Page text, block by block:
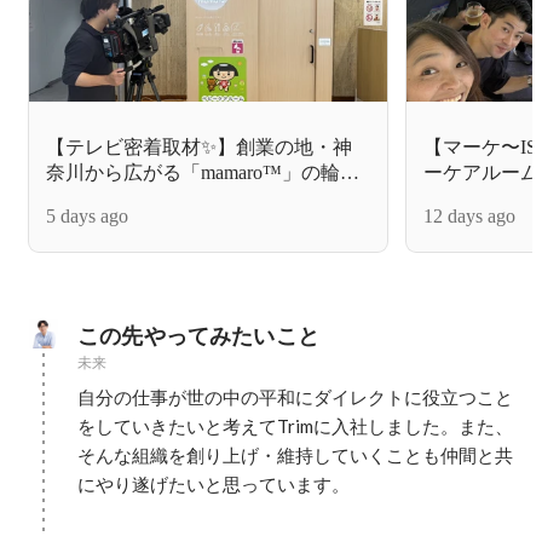
【テレビ密着取材✨】創業の地・神
奈川から広がる「mamaro™」の輪！
紹介されます📺
5 days ago
【マーケ〜
ーケアルー
インタビュ
12 days ago
この先やってみたいこと
未来
自分の仕事が世の中の平和にダイレクトに役立つこと
をしていきたいと考えてTrimに入社しました。また、
そんな組織を創り上げ・維持していくことも仲間と共
にやり遂げたいと思っています。